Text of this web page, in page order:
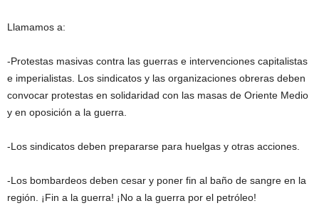
Llamamos a:
-Protestas masivas contra las guerras e intervenciones capitalistas
e imperialistas. Los sindicatos y las organizaciones obreras deben
convocar protestas en solidaridad con las masas de Oriente Medio
y en oposición a la guerra.
-Los sindicatos deben prepararse para huelgas y otras acciones.
-Los bombardeos deben cesar y poner fin al baño de sangre en la
región. ¡Fin a la guerra! ¡No a la guerra por el petróleo!